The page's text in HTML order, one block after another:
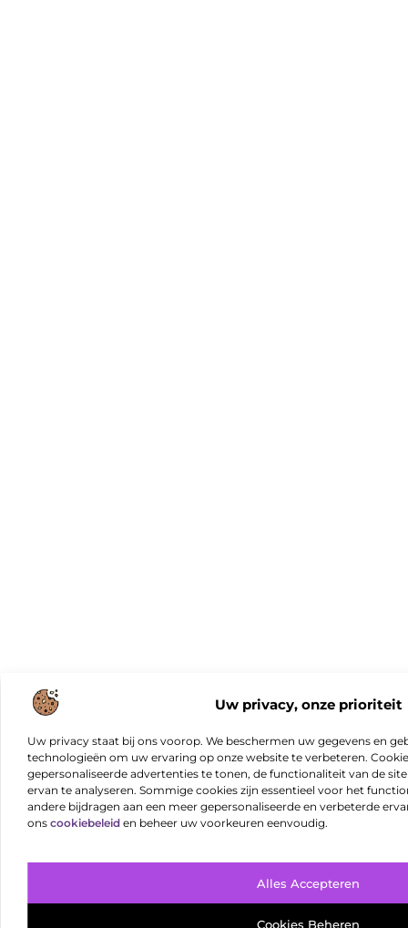
Uw privacy, onze prioriteit
Uw privacy staat bij ons voorop. We beschermen uw gegevens en
technologieën om uw ervaring op onze website te verbeteren.
gepersonaliseerde advertenties te tonen, de functionaliteit van de
ervan te analyseren. Sommige cookies zijn essentieel voor het
andere bijdragen aan een meer gepersonaliseerde en verbeterde
ons cookiebeleid en beheer uw voorkeuren eenvoudig.
Alles Accepteren
Cookies Beheren